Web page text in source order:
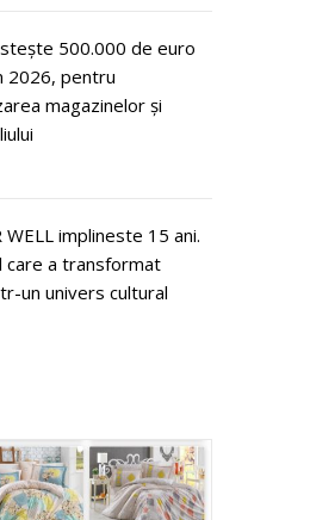
500.000 de euro
2026, pentru
magazinelor și
WELL implineste 15 ani.
care a transformat
un univers cultural